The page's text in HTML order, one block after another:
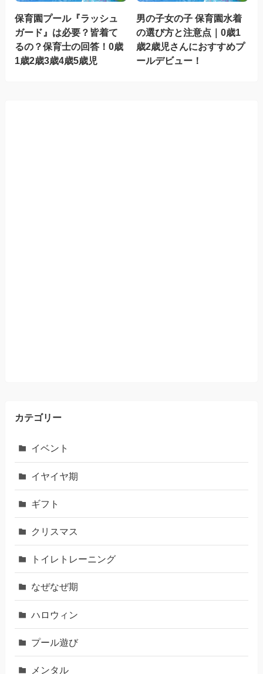
保育園プール『ラッシュ
ガード』は必要？皆着て
るの？保育士の回答！0歳
1歳2歳3歳4歳5歳児
男の子女の子 保育園水着
の選び方と注意点｜0歳1
歳2歳児さんにおすすめプ
ールデビュー！
カテゴリー
イベント
イヤイヤ期
ギフト
クリスマス
トイレトレーニング
なぜなぜ期
ハロウィン
プール遊び
メンタル